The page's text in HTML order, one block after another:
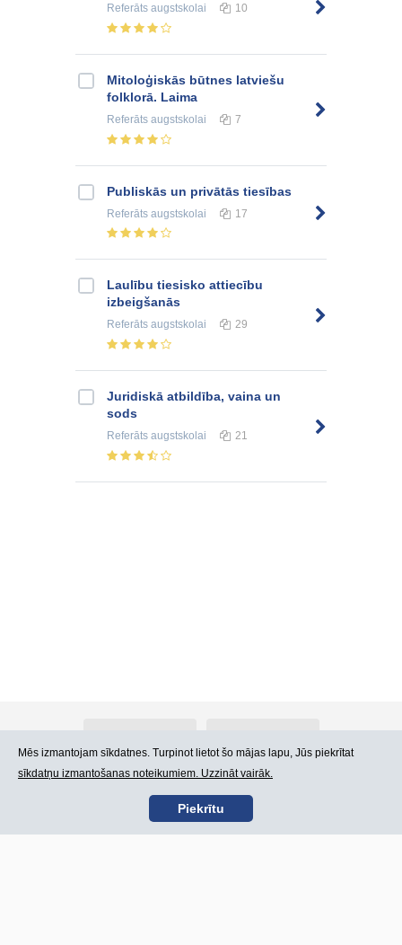
Referāts augstskolai 10
Mitoloģiskās būtnes latviešu
folklorā. Laima
Referāts augstskolai 7
Publiskās un privātās tiesības
Referāts augstskolai 17
Laulību tiesisko attiecību
izbeigšanās
Referāts augstskolai 29
Juridiskā atbildība, vaina un
sods
Referāts augstskolai 21
Kontakti Lietošanas noteikumi
Mēs izmantojam sīkdatnes. Turpinot lietot šo mājas lapu, Jūs piekrītat
sīkdatņu izmantošanas noteikumiem. Uzzināt vairāk.
Piekrītu